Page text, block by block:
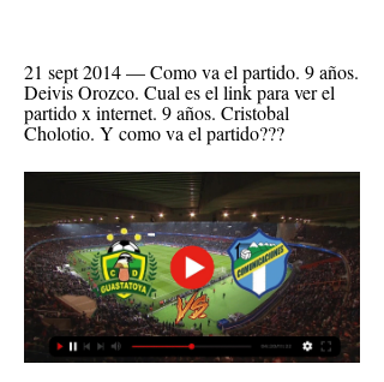
21 sept 2014 — Como va el partido. 9 años.
Deivis Orozco. Cual es el link para ver el
partido x internet. 9 años. Cristobal
Cholotio. Y como va el partido???